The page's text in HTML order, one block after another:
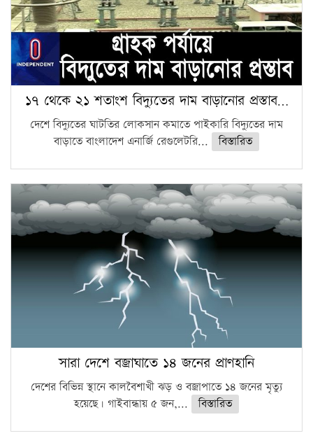
১৭ থেকে ২১ শতাংশ বিদ্যুতের দাম বাড়ানোর প্রস্তাব…
দেশে বিদ্যুতের ঘাটতির লোকসান কমাতে পাইকারি বিদ্যুতের দাম
বাড়াতে বাংলাদেশ এনার্জি রেগুলেটরি...
বিস্তারিত
সারা দেশে বজ্রাঘাতে ১৪ জনের প্রাণহানি
দেশের বিভিন্ন স্থানে কালবৈশাখী ঝড় ও বজ্রাপাতে ১৪ জনের মৃত্যু
হয়েছে। গাইবান্ধায় ৫ জন,...
বিস্তারিত